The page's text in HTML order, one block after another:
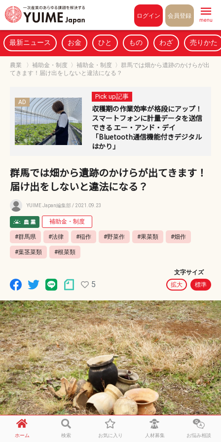
ログイン 会員登録
menu
最新ニュース お金 ひと もの わざ 売りかた
農業 〉 補助金・制度 〉 補助金・制度 〉 群馬では畑から遺跡のかけらが出
てきます！届け出をしないと違法になる？
AD
Pick up記事
収穫期の作業効率が格段にアップ！
スマートフォンに計量データを送信
できる エー・アンド・デイ
「Bluetooth通信機能付きデジタル
はかり」
群馬では畑から遺跡のかけらが出てきます！
届け出をしないと違法になる？
YUIME Japan編集部 / 2021.09.23
補助金・制度
#群馬県 #法律 #稲作 #野菜作 #果菜類 #畑作
#葉茎菜類 #根菜類
5
文字サイズ
拡大
標準
ホーム 検索 お気に入り 人材募集 お悩み相談